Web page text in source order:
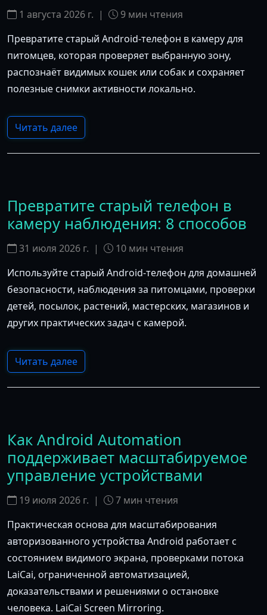
1 августа 2026 г. | 9 мин чтения
Превратите старый Android-телефон в камеру для
питомцев, которая проверяет выбранную зону,
распознаёт видимых кошек или собак и сохраняет
полезные снимки активности локально.
Читать далее
Превратите старый телефон в
камеру наблюдения: 8 способов
31 июля 2026 г. | 10 мин чтения
Используйте старый Android-телефон для домашней
безопасности, наблюдения за питомцами, проверки
детей, посылок, растений, мастерских, магазинов и
других практических задач с камерой.
Читать далее
Как Android Automation
поддерживает масштабируемое
управление устройствами
19 июля 2026 г. | 7 мин чтения
Практическая основа для масштабирования
авторизованного устройства Android работает с
состоянием видимого экрана, проверками потока
LaiCai, ограниченной автоматизацией,
доказательствами и решениями о остановке
человека. LaiCai Screen Mirroring.